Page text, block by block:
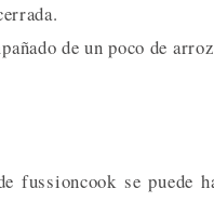
de un poco de arroz
fussioncook se puede